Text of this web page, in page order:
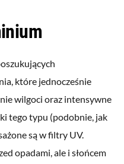
które jednocześnie
wilgoci oraz intensywne
tego typu (podobnie, jak
są w filtry UV.
opadami, ale i słońcem